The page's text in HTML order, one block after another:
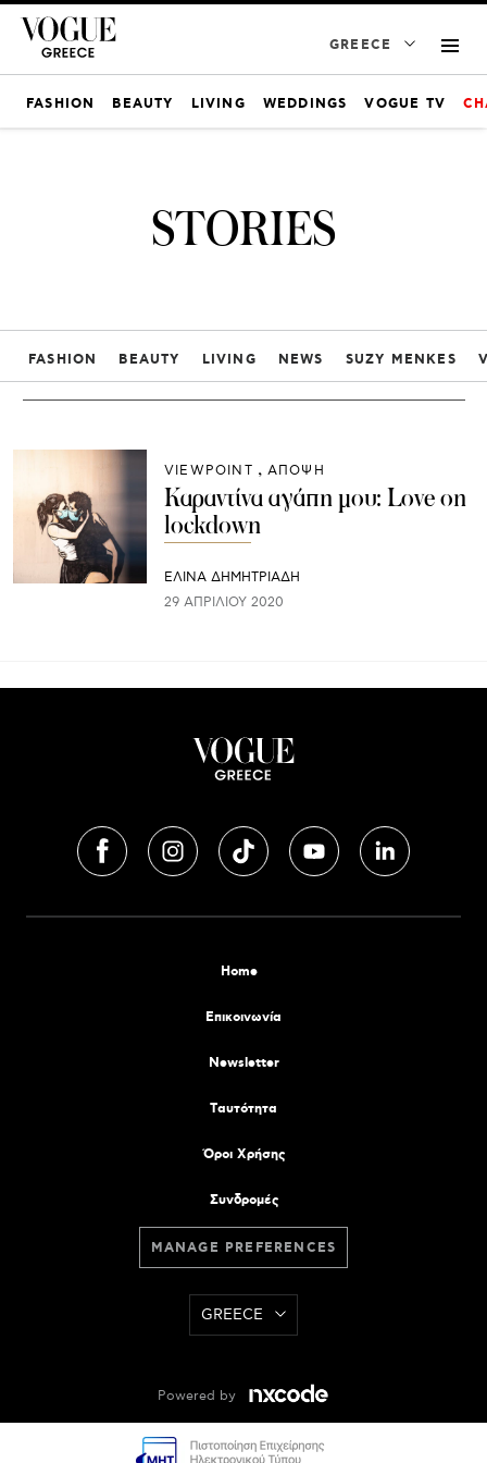
GREECE
FASHION BEAUTY LIVING WEDDINGS VOGUE TV
STORIES
FASHION BEAUTY LIVING NEWS SUZY MENKES
VIEWPOINT ΑΠΟΨΗ
Καραντίνα αγάπη μου: Love on
lockdown
ΕΛΙΝΑ ΔΗΜΗΤΡΙΑΔΗ
29 ΑΠΡΙΛΊΟΥ 2020
Home
Επικοινωνία
Newsletter
Tαυτότητα
Όροι Χρήσης
Συνδρομές
MANAGE PREFERENCES
GREECE
Powered by